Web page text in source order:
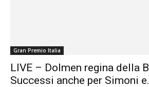
Gran Premio Italia
LIVE – Dolmen regina della
Successi anche per Simoni